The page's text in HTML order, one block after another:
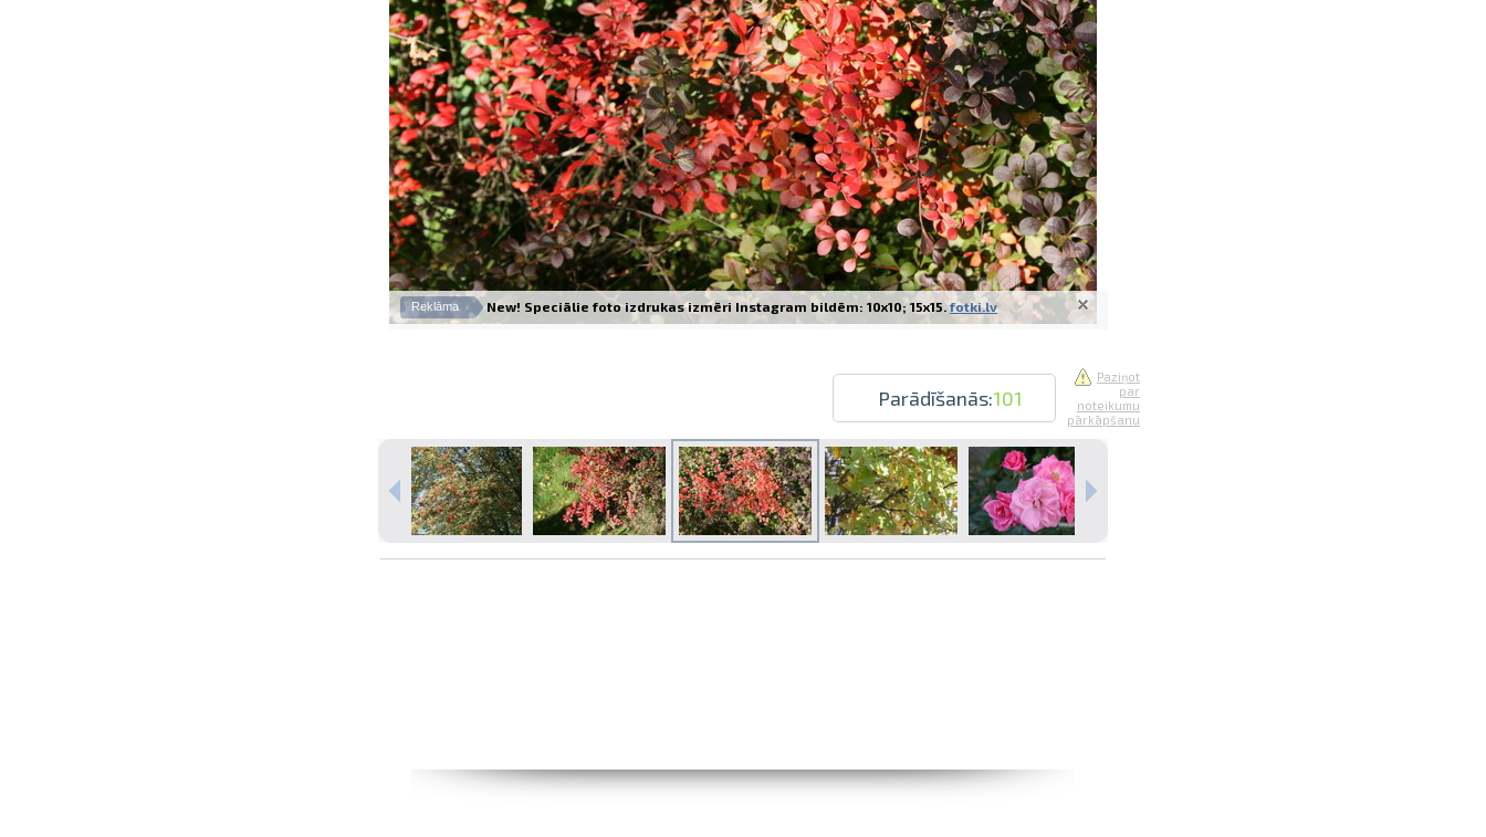
Izdrukas 1h laikā Rīgā – pasūtiet tiešsaistē
Dažādi formāti un papīra veidi jūsu foto
Piegāde visā Latvijā vai saņemšana klātienē
Reklāma New! Speciālie foto izdrukas izmēri Instagram bildēm: 10x10; 15x15. fotki.lv
Parādīšanās:101
Paziņot
par
noteikumu
pārkāpšanu